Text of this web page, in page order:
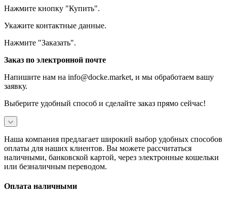
Нажмите кнопку "Купить".
Укажите контактные данные.
Нажмите "Заказать".
Заказ по электронной почте
Напишите нам на info@docke.market, и мы обработаем вашу
заявку.
Выберите удобный способ и сделайте заказ прямо сейчас!
Наша компания предлагает широкий выбор удобных способов
оплаты для наших клиентов. Вы можете рассчитаться
наличными, банковской картой, через электронные кошельки
или безналичным переводом.
Оплата наличными